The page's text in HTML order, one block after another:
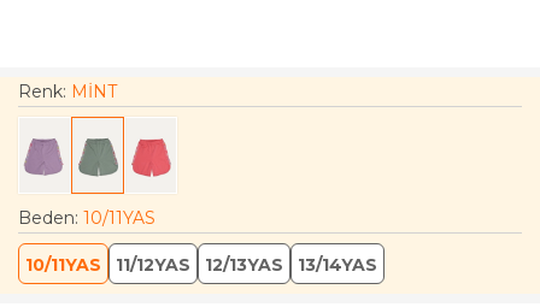
Renk: MİNT
Beden: 10/11YAS
10/11YAS 11/12YAS 12/13YAS 13/14YAS